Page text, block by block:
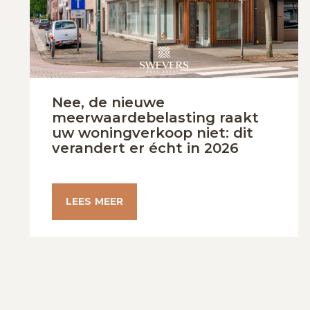
Nee, de nieuwe
meerwaardebelasting raakt
uw woningverkoop niet: dit
verandert er écht in 2026
LEES MEER